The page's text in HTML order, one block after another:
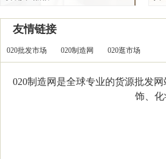
友情链接
020批发市场 020制造网 020逛市场
020制造网是全球专业的货源批发
饰、化